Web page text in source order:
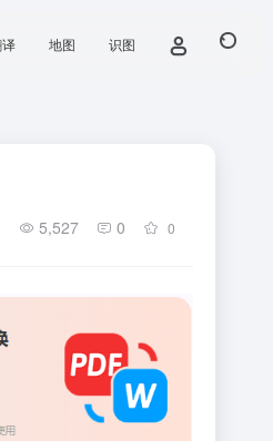
地图 识图
5,527 0 0